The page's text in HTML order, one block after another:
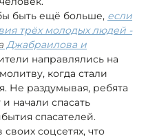
быть ещё больше, если
трёх молодых людей -
Джабраилова и
направлялись на
когда стали
Не раздумывая, ребята
начали спасать
спасателей.
соцсетях, что